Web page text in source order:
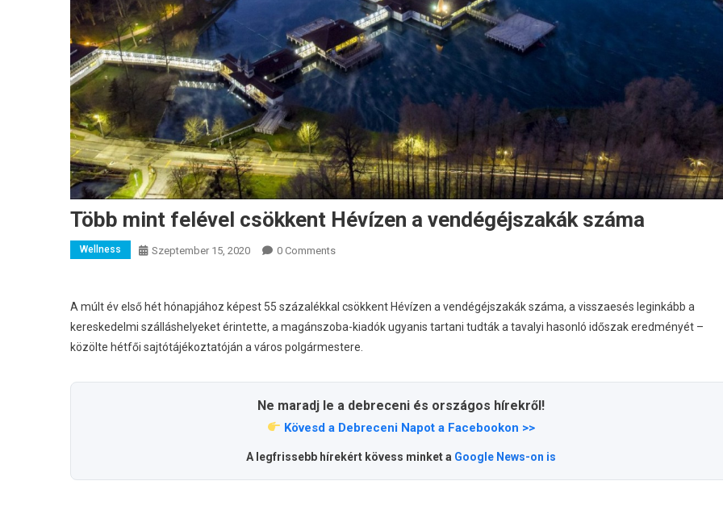
Több mint felével csökkent Hévízen a vendégéjszakák száma
Wellness Szeptember 15, 2020 0 Comments
A múlt év első hét hónapjához képest 55 százalékkal csökkent Hévízen a vendégéjszakák száma, a visszaesés leginkább a
kereskedelmi szálláshelyeket érintette, a magánszoba-kiadók ugyanis tartani tudták a tavalyi hasonló időszak eredményét –
közölte hétfői sajtótájékoztatóján a város polgármestere.
Ne maradj le a debreceni és országos hírekről!
Kövesd a Debreceni Napot a Facebookon >>
A legfrissebb hírekért kövess minket a Google News-on is